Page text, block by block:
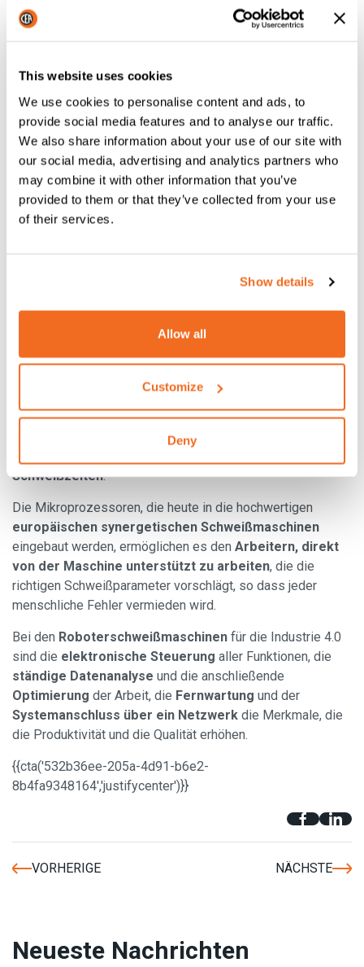
This website uses cookies
We use cookies to personalise content and ads, to
provide social media features and to analyse our traffic.
We also share information about your use of our site with
our social media, advertising and analytics partners who
may combine it with other information that you’ve
provided to them or that they’ve collected from your use
of their services.
Show details
Allow all
Customize
Deny
das Roboterschweißen
in Europa
hergestellten Schweißsystemenzum Einsatz kommt,ist
das Ergebnis einer großen technologischen Kapazität
des Produkts.
Die fortschrittlichste Software für die Steuerung von
Roboter- und Synergieschweißmaschinen ermöglicht den
zur Optimierung der Arbeit und von
Schweißzeiten.
Die Mikroprozessoren, die heute in die hochwertigen
europäischen synergetischen Schweißmaschinen
eingebaut werden, ermöglichen es den Arbeitern, direkt
von der Maschine unterstützt zu arbeiten, die die
richtigen Schweißparameter vorschlägt, so dass jeder
menschliche Fehler vermieden wird.
Bei den Roboterschweißmaschinen für die Industrie 4.0
sind die elektronische Steuerung aller Funktionen, die
ständige Datenanalyse und die anschließende
Optimierung der Arbeit, die Fernwartung und der
Systemanschluss über ein Netzwerk die Merkmale, die
die Produktivität und die Qualität erhöhen.
{{cta('532b36ee-205a-4d91-b6e2-
8b4fa9348164','justifycenter')}}
VORHERIGE NÄCHSTE
Neueste Nachrichten